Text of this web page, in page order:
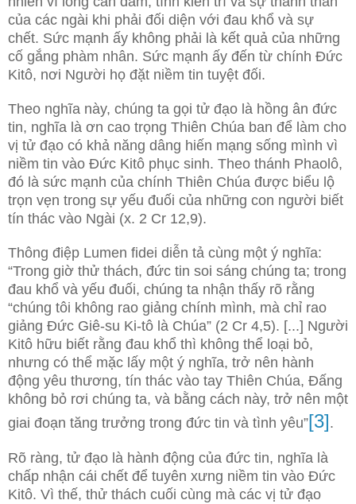
của các ngài khi phải đối diện với đau khổ và sự
chết. Sức mạnh ấy không phải là kết quả của những
cố gắng phàm nhân. Sức mạnh ấy đến từ chính Đức
Kitô, nơi Người họ đặt niềm tin tuyệt đối.
Theo nghĩa này, chúng ta gọi tử đạo là hồng ân đức
tin, nghĩa là ơn cao trọng Thiên Chúa ban để làm cho
vị tử đạo có khả năng dâng hiến mạng sống mình vì
niềm tin vào Đức Kitô phục sinh. Theo thánh Phaolô,
đó là sức mạnh của chính Thiên Chúa được biểu lộ
trọn vẹn trong sự yếu đuối của những con người biết
tín thác vào Ngài (x. 2 Cr 12,9).
Thông điệp Lumen fidei diễn tả cùng một ý nghĩa:
“Trong giờ thử thách, đức tin soi sáng chúng ta; trong
đau khổ và yếu đuối, chúng ta nhận thấy rõ rằng
“chúng tôi không rao giảng chính mình, mà chỉ rao
giảng Đức Giê-su Ki-tô là Chúa” (2 Cr 4,5). [...] Người
Kitô hữu biết rằng đau khổ thì không thể loại bỏ,
nhưng có thể mặc lấy một ý nghĩa, trở nên hành
động yêu thương, tín thác vào tay Thiên Chúa, Đấng
không bỏ rơi chúng ta, và bằng cách này, trở nên một
giai đoạn tăng trưởng trong đức tin và tình yêu”[3].
Rõ ràng, tử đạo là hành động của đức tin, nghĩa là
chấp nhận cái chết để tuyên xưng niềm tin vào Đức
Kitô. Vì thế, thử thách cuối cùng mà các vị tử đạo